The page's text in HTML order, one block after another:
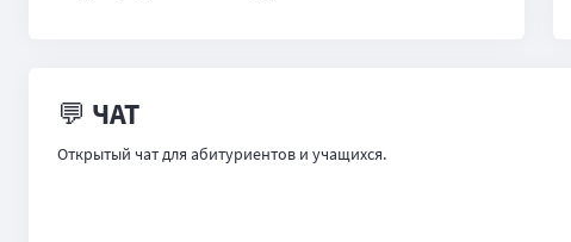
💬 ЧАТ
Открытый чат для абитуриентов и учащихся.